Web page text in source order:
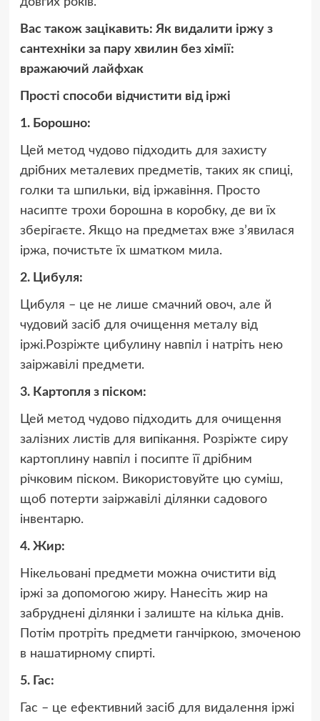
Вас також зацікавить: Як видалити іржу з
сантехніки за пару хвилин без хімії:
вражаючий лайфхак
Прості способи відчистити від іржі
1. Борошно:
Цей метод чудово підходить для захисту
дрібних металевих предметів, таких як спиці,
голки та шпильки, від іржавіння. Просто
насипте трохи борошна в коробку, де ви їх
зберігаєте. Якщо на предметах вже з’явилася
іржа, почистьте їх шматком мила.
2. Цибуля:
Цибуля – це не лише смачний овоч, але й
чудовий засіб для очищення металу від
іржі.Розріжте цибулину навпіл і натріть нею
заіржавілі предмети.
3. Картопля з піском:
Цей метод чудово підходить для очищення
залізних листів для випікання. Розріжте сиру
картоплину навпіл і посипте її дрібним
річковим піском. Використовуйте цю суміш,
щоб потерти заіржавілі ділянки садового
інвентарю.
4. Жир:
Нікельовані предмети можна очистити від
іржі за допомогою жиру. Нанесіть жир на
забруднені ділянки і залиште на кілька днів.
Потім протріть предмети ганчіркою, змоченою
в нашатирному спирті.
5. Гас:
Гас – це ефективний засіб для видалення іржі